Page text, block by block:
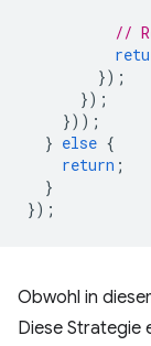
//
});
});
}));
} else {
return ;
}
});
Obwohl in
Diese Strategie